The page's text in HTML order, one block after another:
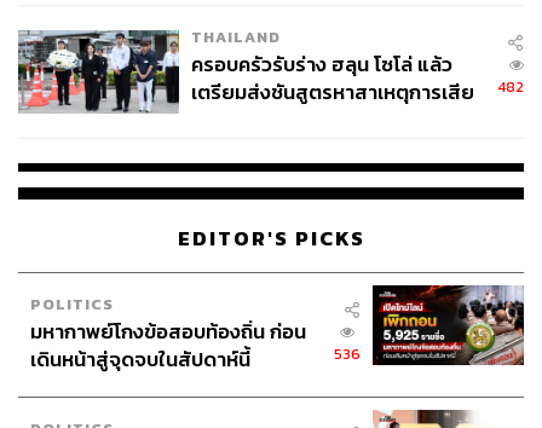
THAILAND
ครอบครัวรับร่าง ฮลุน โซโล่ แล้ว
เตรียมส่งชันสูตรหาสาเหตุการเสีย
482
EDITOR'S PICKS
POLITICS
มหากาพย์โกงข้อสอบท้องถิ่น ก่อน
เดินหน้าสู่จุดจบในสัปดาห์นี้
536